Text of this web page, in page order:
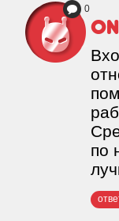
0
по